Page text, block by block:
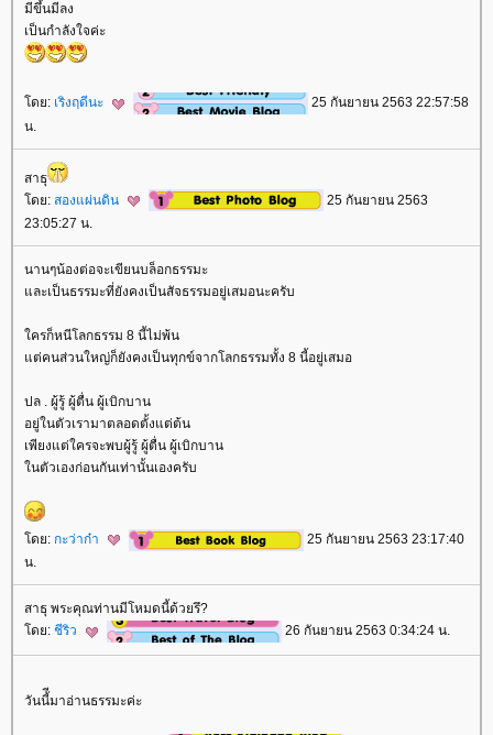
มีขึ้นมีลง
เป็นกำลังใจค่ะ
ดย: เริงฤดีนะ
25 กันยายน 2563 22:57:58
น.
สาธุ
ดย: สองแผ่นดิน
25 กันยายน 2563
23:05:27 น.
นานๆน้องต่อจะเขียนบล็อกธรรมะ
ละเป็นธรรมะที่ยังคงเป็นสัจธรรมอยู่เสมอนะครับ
ครก็หนีโลกธรรม 8 นี้ไม่พ้น
ต่คนส่วนใหญ่ก็ยังคงเป็นทุกข์จากโลกธรรมทั้ง 8 นี้อยู่เสมอ
ปล . ผู้รู้ ผู้ตื่น ผู้เบิกบาน
อยู่ในตัวเรามาตลอดตั้งแต่ต้น
เพียงแต่ใครจะพบผู้รู้ ผู้ตื่น ผู้เบิกบาน
นตัวเองก่อนกันเท่านั้นเองครับ
ดย: กะว่าก๋า
25 กันยายน 2563 23:17:40
น.
สาธุ พระคุณท่านมีโหมดนี้ด้วยรึ?
ดย: ชีริว 26 กันยายน 2563 0:34:24 น.
วันนี้ีมาอ่านธรรมะค่ะ